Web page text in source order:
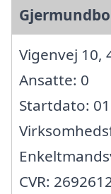
Gjermundbo
Vigenvej 10,
Ansatte: 0
Startdato:
CVR: